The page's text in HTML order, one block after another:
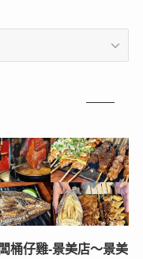
桶仔雞-景美店〜景美